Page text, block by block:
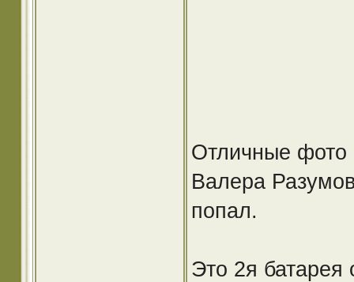
Отличные
Валера
попал.
Это 2я батарея